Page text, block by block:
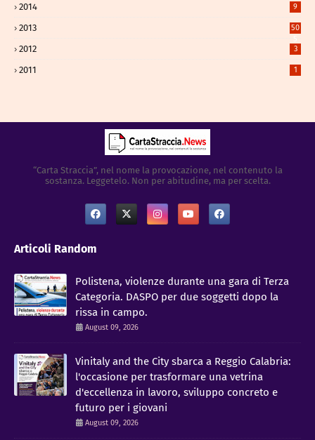
2014 9
2013
50
5
2012 3
2011 1
“Carta Straccia”, nel nome la provocazione, nel contenuto la
sostanza. Leggetelo. Non per abitudine, ma per scelta.
Articoli Random
Polistena, violenze durante una gara di Terza
Categoria. DASPO per due soggetti dopo la
rissa in campo.
August 09, 2026
Vinitaly and the City sbarca a Reggio Calabria:
l'occasione per trasformare una vetrina
d'eccellenza in lavoro, sviluppo concreto e
futuro per i giovani
August 09, 2026